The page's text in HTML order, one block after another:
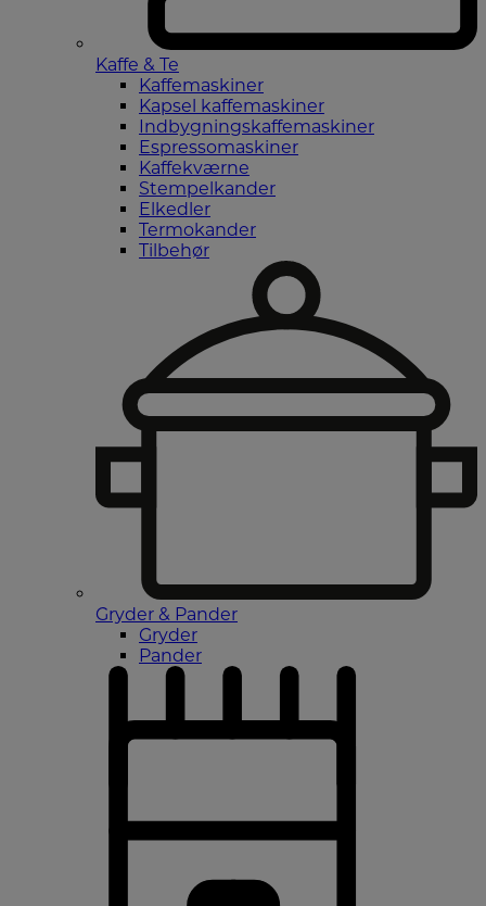
Kaffe & Te
Kaffemaskiner
Kapsel kaffemaskiner
Indbygningskaffemaskiner
Espressomaskiner
Kaffekværne
Stempelkander
Elkedler
Termokander
Tilbehør
Gryder & Pander
Gryder
Pander